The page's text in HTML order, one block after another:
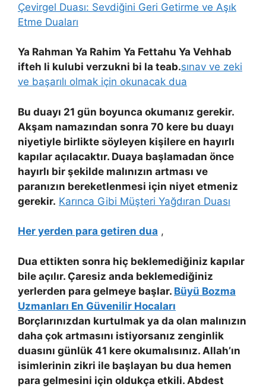
Çevirgel Duası: Sevdiğini Geri Getirme ve Aşık
Etme Duaları
Ya Rahman Ya Rahim Ya Fettahu Ya Vehhab
ifteh li kulubi verzukni bi la teab.sınav ve zeki
ve başarılı olmak için okunacak dua
Bu duayı 21 gün boyunca okumanız gerekir.
Akşam namazından sonra 70 kere bu duayı
niyetiyle birlikte söyleyen kişilere en hayırlı
kapılar açılacaktır. Duaya başlamadan önce
hayırlı bir şekilde malınızın artması ve
paranızın bereketlenmesi için niyet etmeniz
gerekir. Karınca Gibi Müşteri Yağdıran Duası
Her yerden para getiren dua ,
Dua ettikten sonra hiç beklemediğiniz kapılar
bile açılır. Çaresiz anda beklemediğiniz
yerlerden para gelmeye başlar. Büyü Bozma
Uzmanları En Güvenilir Hocaları
Borçlarınızdan kurtulmak ya da olan malınızın
daha çok artmasını istiyorsanız zenginlik
duasını günlük 41 kere okumalısınız. Allah’ın
isimlerinin zikri ile başlayan bu dua hemen
para gelmesini için oldukça etkili. Abdest